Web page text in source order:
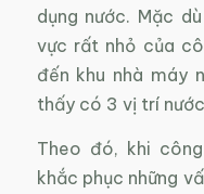
dụng nước. Mặc
vực rất nhỏ của
đến khu nhà máy
thấy có 3 vị trí
Theo đó, khi
khắc phục những